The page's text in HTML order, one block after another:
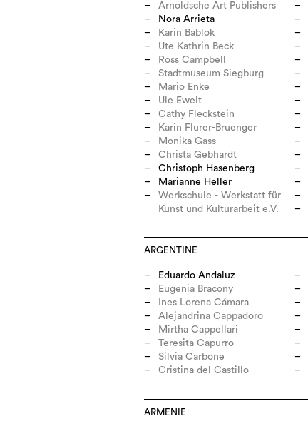
Arnoldsche Art Publishers
Nora Arrieta
Karin Bablok
Ute Kathrin Beck
Ross Campbell
Stadtmuseum Siegburg
Mario Enke
Ule Ewelt
Cathy Fleckstein
Karin Flurer-Bruenger
Monika Gass
Christa Gebhardt
Christoph Hasenberg
Marianne Heller
Werkschule - Werkstatt für
Kunst und Kulturarbeit e.V.
ARGENTINE
Eduardo Andaluz
Eugenia Bracony
Ines Lorena Cámara
Alejandrina Cappadoro
Mirtha Cappellari
Teresita Capurro
Silvia Carbone
Cristina del Castillo
ARMÉNIE